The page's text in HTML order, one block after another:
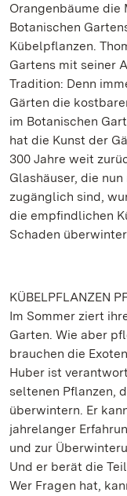
Orangenbäume die
Botanischen
Kübelpflanzen.
Gartens mit seiner
Tradition: Denn
Gärten die
im Botanischen
hat die Kunst der
300 Jahre weit
Glashäuser, die
zugänglich sind,
die empfindlichen
Schaden
KÜBELPFLANZEN
Im Sommer ziert
Garten. Wie aber
brauchen die
Huber ist
seltenen Pflanzen,
überwintern. Er
jahrelanger
und zur
Und er berät die
Wer Fragen hat,